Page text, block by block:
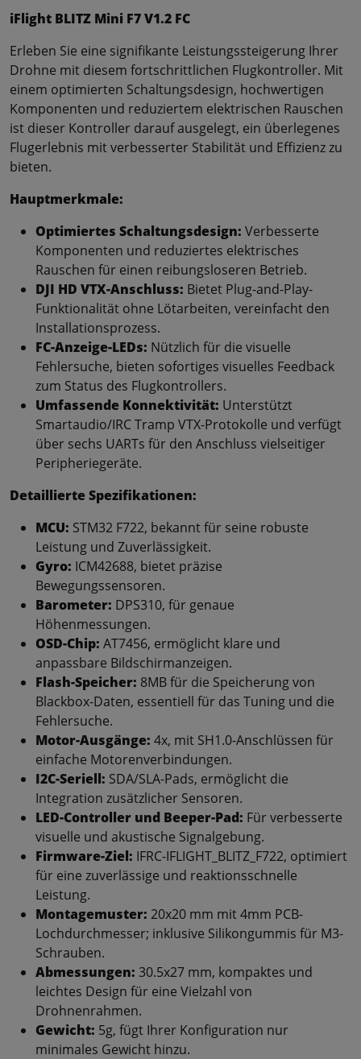
iFlight BLITZ Mini F7 V1.2 FC
Erleben Sie eine signifikante Leistungssteigerung Ihrer
Drohne mit diesem fortschrittlichen Flugkontroller. Mit
einem optimierten Schaltungsdesign, hochwertigen
Komponenten und reduziertem elektrischen Rauschen
ist dieser Kontroller darauf ausgelegt, ein überlegenes
Flugerlebnis mit verbesserter Stabilität und Effizienz zu
bieten.
Hauptmerkmale:
Optimiertes Schaltungsdesign: Verbesserte
Komponenten und reduziertes elektrisches
Rauschen für einen reibungsloseren Betrieb.
DJI HD VTX-Anschluss: Bietet Plug-and-Play-
Funktionalität ohne Lötarbeiten, vereinfacht den
Installationsprozess.
FC-Anzeige-LEDs: Nützlich für die visuelle
Fehlersuche, bieten sofortiges visuelles Feedback
zum Status des Flugkontrollers.
Umfassende Konnektivität: Unterstützt
Smartaudio/IRC Tramp VTX-Protokolle und verfügt
über sechs UARTs für den Anschluss vielseitiger
Peripheriegeräte.
Detaillierte Spezifikationen:
MCU: STM32 F722, bekannt für seine robuste
Leistung und Zuverlässigkeit.
Gyro: ICM42688, bietet präzise
Bewegungssensoren.
Barometer: DPS310, für genaue
Höhenmessungen.
OSD-Chip: AT7456, ermöglicht klare und
anpassbare Bildschirmanzeigen.
Flash-Speicher: 8MB für die Speicherung von
Blackbox-Daten, essentiell für das Tuning und die
Fehlersuche.
Motor-Ausgänge: 4x, mit SH1.0-Anschlüssen für
einfache Motorenverbindungen.
I2C-Seriell: SDA/SLA-Pads, ermöglicht die
Integration zusätzlicher Sensoren.
LED-Controller und Beeper-Pad: Für verbesserte
visuelle und akustische Signalgebung.
Firmware-Ziel: IFRC-IFLIGHT_BLITZ_F722, optimiert
für eine zuverlässige und reaktionsschnelle
Leistung.
Montagemuster: 20x20 mm mit 4mm PCB-
Lochdurchmesser; inklusive Silikongummis für M3-
Schrauben.
Abmessungen: 30.5x27 mm, kompaktes und
leichtes Design für eine Vielzahl von
Drohnenrahmen.
Gewicht: 5g, fügt Ihrer Konfiguration nur
minimales Gewicht hinzu.